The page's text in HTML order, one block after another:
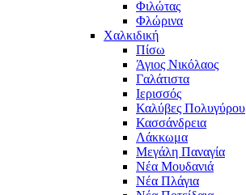
Φιλώτας
Φλώρινα
Χαλκιδική
Πίσω
Άγιος Νικόλαος
Γαλάτιστα
Ιερισσός
Καλύβες Πολυγύρου
Κασσάνδρεια
Λάκκωμα
Μεγάλη Παναγία
Νέα Μουδανιά
Νέα Πλάγια